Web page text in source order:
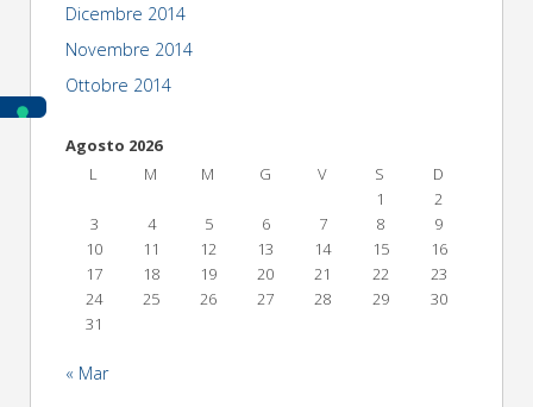
Dicembre 2014
Novembre 2014
Ottobre 2014
Agosto 2026
L
M M G V S
D
1
2
3
4 5 6 7 8
9
10
11 12 13 14 15
16
17
18 19 20 21 22
23
24
25 26 27 28 29
30
31
« Mar